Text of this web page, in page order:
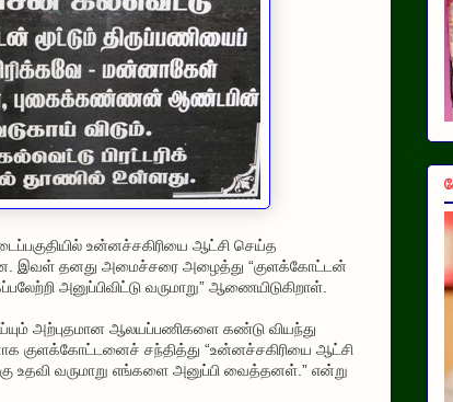
உன்னச்சகிரியை ஆட்சி செய்த
இவள் தனது அமைச்சரை அழைத்து “குளக்கோட்டன்
அனுப்பிவிட்டு வருமாறு” ஆணையிடுகிறாள்.
அற்புதமான ஆலயப்பணிகளை கண்டு வியந்து
குளக்கோட்டனைச் சந்தித்து “உன்னச்சகிரியை ஆட்சி
உதவி வருமாறு எங்களை அனுப்பி வைத்தனள்.” என்று